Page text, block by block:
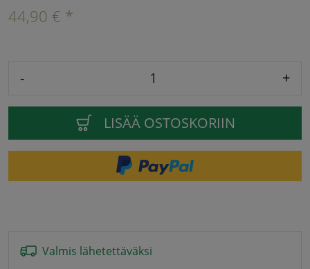
44,90 € *
- +
LISÄÄ OSTOSKORIIN
Valmis lähetettäväksi